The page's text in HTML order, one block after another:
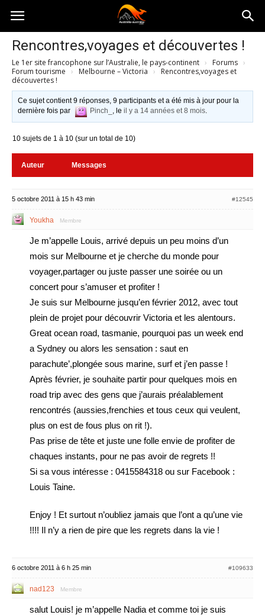
Australia-
australie.com
Rencontres,voyages et découvertes !
Le 1er site francophone sur l’Australie, le pays-continent › Forums ›
Forum tourisme › Melbourne – Victoria ›
Rencontres,voyages et
découvertes !
Ce sujet contient 9 réponses, 9 participants et a été mis à jour pour la
dernière fois par
Pinch_ , leil y a 14 années et 8 mois.
10 sujets de 1 à 10 (sur un total de 10)
Auteur Messages
5 octobre 2011 à 15 h 43 min #12545
Youkha Membre
Je m’appelle Louis, arrivé depuis un peu moins d’un
mois sur Melbourne et je cherche du monde pour
voyager,partager ou juste passer une soirée ou un
concert pour s’amuser et profiter !
Je suis sur Melbourne jusqu’en février 2012, avec tout
plein de projet pour découvrir Victoria et les alentours.
Great ocean road, tasmanie, pourquoi pas un week end
a Sydney ou alors les sensation : saut en
parachute’,plongée sous marine, surf et j’en passe !
Après février, je souhaite partir pour quelques mois en
road trip avec des gens que j’aurais préalablement
rencontrés (aussies,frenchies et tous ceux qui veulent,
plus on est de fous plus on rit !).
Pas prise de tête et juste une folle envie de profiter de
chaques instants, pour ne pas avoir de regrets !!
Si sa vous intéresse : 0415584318 ou sur Facebook :
Louis Taine.
Enjoy ! Et surtout n’oubliez jamais que l’ont a qu’une vie
!!!! Il n’y a rien de pire que les regrets dans la vie !
6 octobre 2011 à 6 h 25 min #109633
nad123 Membre
salut Louis! je m’appelle Nadia et comme toi je suis